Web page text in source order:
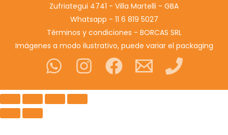
Zufriategui 4741 - Villa Martelli - GBA
Whatsapp - 11 6 819 5027
Términos y condiciones - BORCAS SRL
Imágenes a modo ilustrativo, puede variar el packaging